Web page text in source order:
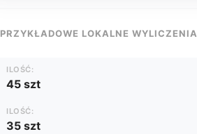
PRZYKŁADOWE LOKALNE WYLICZENIA
ILOŚĆ:
45 szt
ILOŚĆ:
35 szt